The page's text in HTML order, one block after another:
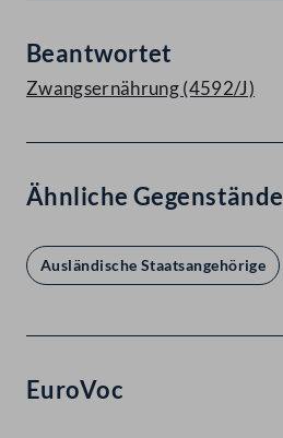
Beantwortet
Zwangsernährung (4592/J)
Ähnliche Gegenstände
Ausländische Staatsangehörige
EuroVoc